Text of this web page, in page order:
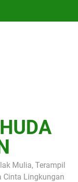
Mulia, Terampil
Cinta Lingkungan